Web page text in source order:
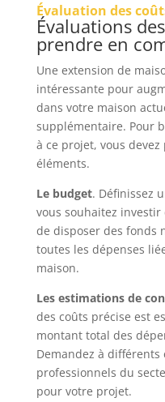
Évaluation des
Évaluations
prendre en
Une extension de
intéressante pour
dans votre maison
supplémentaire. Pour
à ce projet, vous
éléments.
Le budget. Définissez
vous souhaitez
de disposer des fonds
toutes les dépenses
maison.
Les estimations de
des coûts précise est
montant total des
Demandez à
professionnels du
pour votre projet.